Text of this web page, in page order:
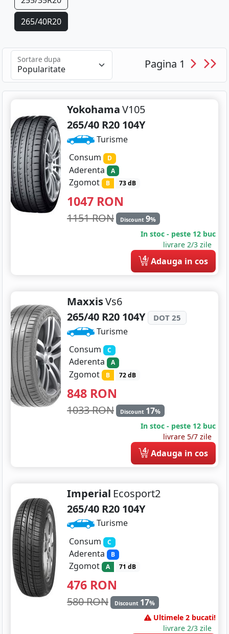
265/40R20
275/35R21
Sortare dupa Pagina 1
YokohamaV105
265/40 R20 104Y
Turisme
Consum
D
Aderenta A
Zgomot B 73 dB
1047 RON
1151 RON Discount 9%
In stoc - peste 12 buc
livrare 2/3 zile
4 Adauga in cos
MaxxisVs6
265/40 R20 104Y
DOT 25
Turisme
Consum
C
Aderenta A
Zgomot B 72 dB
848 RON
1033 RON Discount 17%
In stoc - peste 12 buc
livrare 5/7 zile
4 Adauga in cos
Imperial Ecosport2
265/40 R20 104Y
Turisme
Consum
C
Aderenta B
Zgomot A 71 dB
476 RON
580 RON Discount 17%
Ultimele 2 bucati!
livrare 2/3 zile